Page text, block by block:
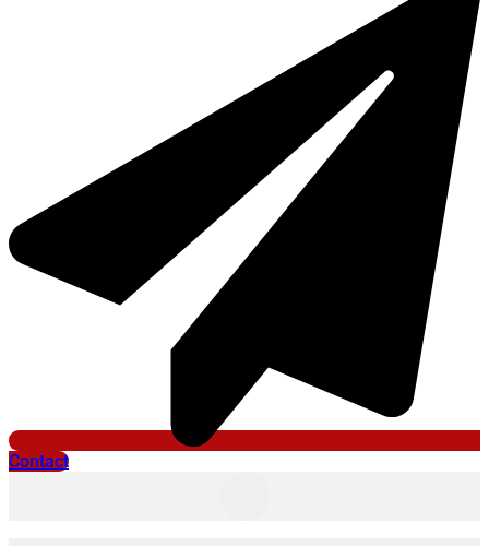
Contact